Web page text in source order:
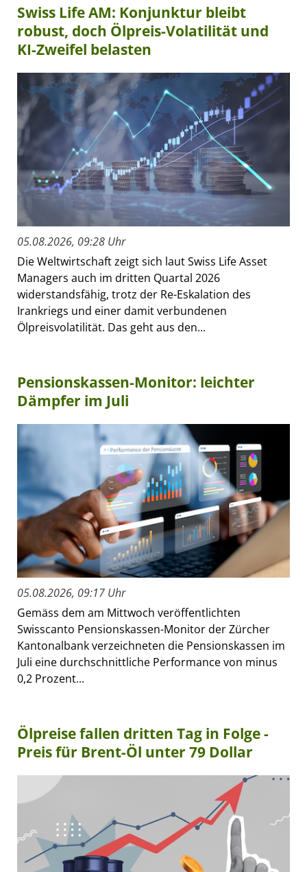
Swiss Life AM: Konjunktur bleibt
robust, doch Ölpreis-Volatilität und
KI-Zweifel belasten
05.08.2026, 09:28 Uhr
Die Weltwirtschaft zeigt sich laut Swiss Life Asset
Managers auch im dritten Quartal 2026
widerstandsfähig, trotz der Re-Eskalation des
Irankriegs und einer damit verbundenen
Ölpreisvolatilität. Das geht aus den...
Pensionskassen-Monitor: leichter
Dämpfer im Juli
05.08.2026, 09:17 Uhr
Gemäss dem am Mittwoch veröffentlichten
Swisscanto Pensionskassen-Monitor der Zürcher
Kantonalbank verzeichneten die Pensionskassen im
Juli eine durchschnittliche Performance von minus
0,2 Prozent...
Ölpreise fallen dritten Tag in Folge -
Preis für Brent-Öl unter 79 Dollar